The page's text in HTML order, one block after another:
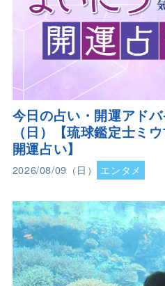
今日の占い・開運アド
（日）【琉球鑑定士ミ
開運占い】
2026/08/09（日） エンタメ